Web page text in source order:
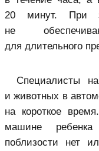
20 минут. При
не
для длительного
Специалисты
и животных в
на короткое
машине
поблизости нет